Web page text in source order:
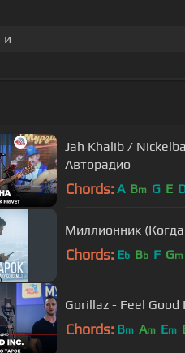
Jah Khalib /
Авторадио
Chords: A Bm G E
Миллионник
Chords: Eb Bb F Gm
Gorillaz - Feel Good
Chords: Bm Am Em